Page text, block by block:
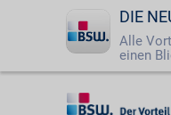
DIE
Alle
einen
StartseiteStartseite